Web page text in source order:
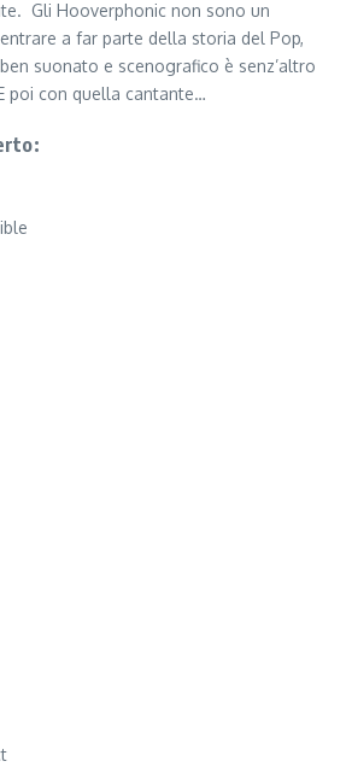
Gli Hooverphonic non sono un
a far parte della storia del Pop,
suonato e scenografico è senz’altro
poi con quella cantante…